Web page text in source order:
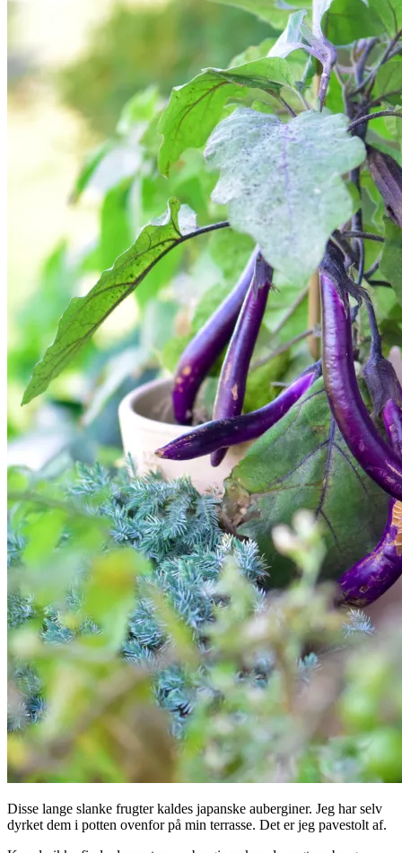
Disse lange slanke frugter kaldes japanske auberginer. Jeg har selv
dyrket dem i potten ovenfor på min terrasse. Det er jeg pavestolt af.